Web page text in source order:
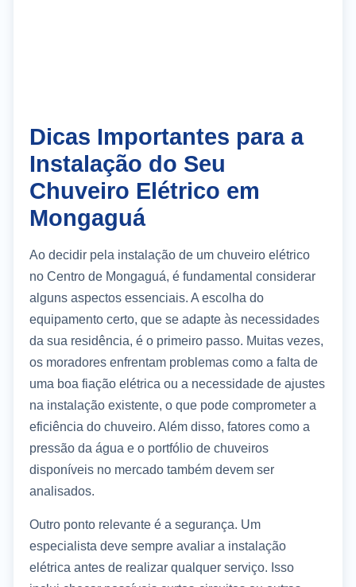
Dicas Importantes para a
Instalação do Seu
Chuveiro Elétrico em
Mongaguá
Ao decidir pela instalação de um chuveiro elétrico
no Centro de Mongaguá, é fundamental considerar
alguns aspectos essenciais. A escolha do
equipamento certo, que se adapte às necessidades
da sua residência, é o primeiro passo. Muitas vezes,
os moradores enfrentam problemas como a falta de
uma boa fiação elétrica ou a necessidade de ajustes
na instalação existente, o que pode comprometer a
eficiência do chuveiro. Além disso, fatores como a
pressão da água e o portfólio de chuveiros
disponíveis no mercado também devem ser
analisados.
Outro ponto relevante é a segurança. Um
especialista deve sempre avaliar a instalação
elétrica antes de realizar qualquer serviço. Isso